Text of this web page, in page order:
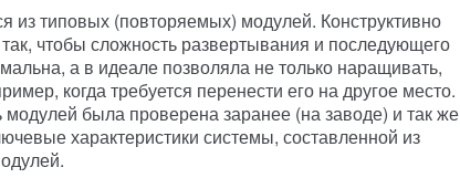
типовых (повторяемых) модулей. Конструктивно
чтобы сложность развертывания и последующего
а в идеале позволяла не только наращивать,
когда требуется перенести его на другое место.
была проверена заранее (на заводе) и так же
характеристики системы, составленной из